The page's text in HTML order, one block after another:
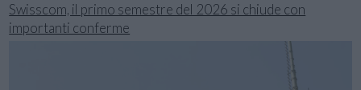
Swisscom, il primo semestre del 2026 si chiude con
importanti conferme